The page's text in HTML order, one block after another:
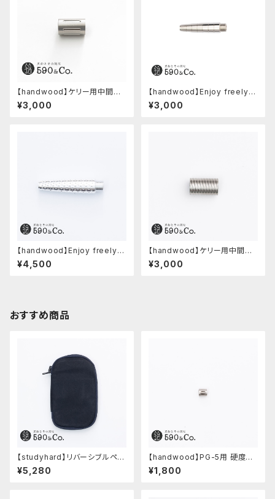
【handwood】ケリー用中間パ
ーツ/カスタムグリップ (縦溝/ス
テンレス)
¥3,000
【handwood】Enjoy freely
前軸 (ステンレス)
¥3,000
【handwood】Enjoy freely
前軸・ディンプル(ジュラルミン)
¥4,500
【handwood】ケリー用中間パ
ーツ/カスタムグリップ (多条/ス
テンレス)
¥3,000
おすすめ商品
【studyhard】リバーシブルペン
ケース (ブラック)
¥5,280
【handwood】PG-5用 硬度表
示窓 (ステンレス/楕円窓)
¥1,800